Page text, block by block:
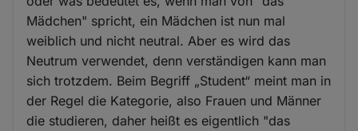
Mädchen" spricht, ein Mädchen ist nun mal
weiblich und nicht neutral. Aber es wird das
Neutrum verwendet, denn verständigen kann man
sich trotzdem. Beim Begriff „Student“ meint man in
der Regel die Kategorie, also Frauen und Männer
die studieren, daher heißt es eigentlich "das